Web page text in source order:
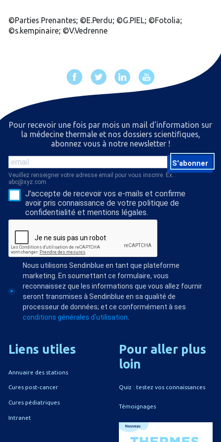
©Parties Prenantes; ©E.Perdu; ©G.PIEL; ©Fotolia;
©s.kempinaire; ©V.Vedrenne
Pour recevoir une fois par mois un mail d'information sur
la médecine thermale et nos dossiers scientiﬁques,
abonnez vous à notre newsletter !
S'abonner
Veuillez renseigner votre adresse email pour vous inscrire. Ex. :
abc@xyz.com
J'accepte de recevoir vos e-mails et confirme
avoir pris connaissance de votre politique de
confidentialité et mentions légales.
Nous utilisons Sendinblue en tant que plateforme
marketing. En soumettant ce formulaire, vous
reconnaissez que les informations que vous allez fournir
seront transmises à Sendinblue en sa qualité de
processeur de données; et ce conformément à ses
conditions générales d'utilisation
Liens utiles
Annuaire des stations
Cures post-cancer
Cures pédiatriques
Intranet
Pour aller plus
loin
Quiz : testez vos connaissances
Témoignages